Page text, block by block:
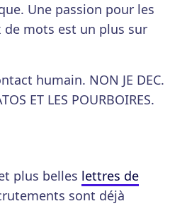
Une passion pour les
mots est un plus sur
humain. NON JE DEC.
ET LES POURBOIRES.
plus belles lettres de
sont déjà